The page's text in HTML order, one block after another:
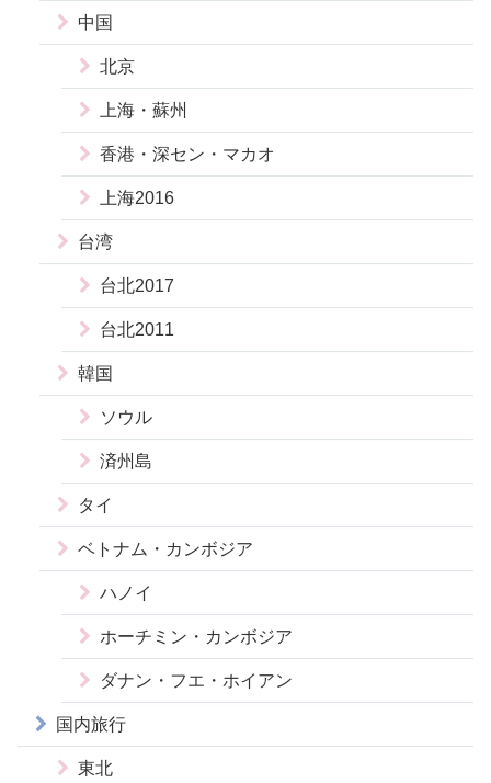
中国
北京
上海・蘇州
香港・深セン・マカオ
上海2016
台湾
台北2017
台北2011
韓国
ソウル
済州島
タイ
ベトナム・カンボジア
ハノイ
ホーチミン・カンボジア
ダナン・フエ・ホイアン
国内旅行
東北